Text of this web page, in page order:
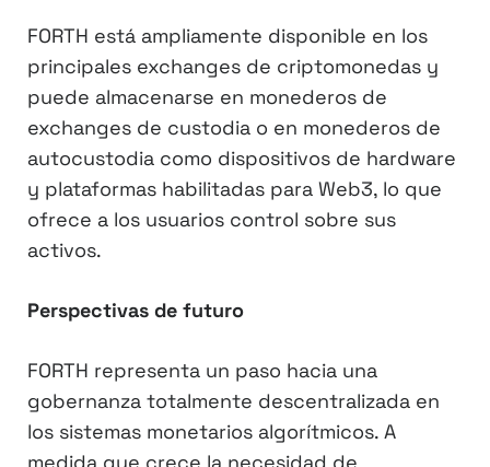
FORTH está ampliamente disponible en los
principales exchanges de criptomonedas y
puede almacenarse en monederos de
exchanges de custodia o en monederos de
autocustodia como dispositivos de hardware
y plataformas habilitadas para Web3, lo que
ofrece a los usuarios control sobre sus
activos.
Perspectivas de futuro
FORTH representa un paso hacia una
gobernanza totalmente descentralizada en
los sistemas monetarios algorítmicos. A